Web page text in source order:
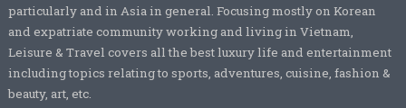
particularly and in Asia in general. Focusing mostly on Korean
and expatriate community working and living in Vietnam,
Leisure & Travel covers all the best luxury life and entertainment
including topics relating to sports, adventures, cuisine, fashion &
beauty, art, etc.